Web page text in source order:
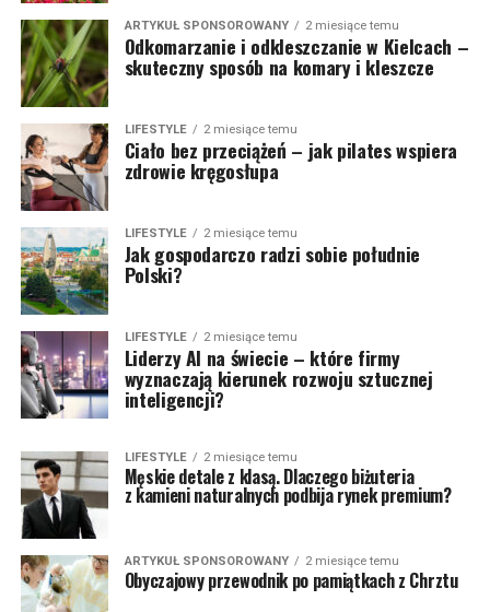
ARTYKUŁ SPONSOROWANY 2 miesiące temu
Odkomarzanie i odkleszczanie w Kielcach –
skuteczny sposób na komary i kleszcze
LIFESTYLE 2 miesiące temu
Ciało bez przeciążeń – jak pilates wspiera
zdrowie kręgosłupa
LIFESTYLE 2 miesiące temu
Jak gospodarczo radzi sobie południe
Polski?
LIFESTYLE 2 miesiące temu
Liderzy AI na świecie – które firmy
wyznaczają kierunek rozwoju sztucznej
inteligencji?
LIFESTYLE 2 miesiące temu
Męskie detale z klasą. Dlaczego biżuteria
z kamieni naturalnych podbija rynek premium?
ARTYKUŁ SPONSOROWANY 2 miesiące temu
Obyczajowy przewodnik po pamiątkach z Chrztu